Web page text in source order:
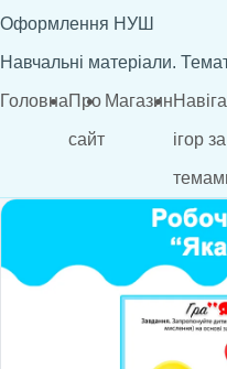
Оформлення НУШ
Навчальні матеріали.
ГоловнаПро
сайт
Магазин
ігор за